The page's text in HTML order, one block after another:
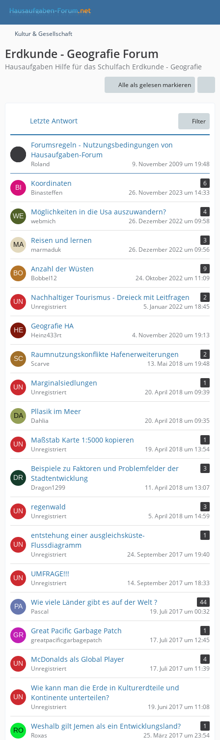
Kultur & Gesellschaft
Erdkunde - Geografie Forum
Hausaufgaben Hilfe für das Schulfach Erdkunde - Geografie
Alle als gelesen markieren
Letzte Antwort Filter
Forumsregeln - Nutzungsbedingungen von
Hausaufgaben-Forum
Roland 9. November 2009 um 19:48
Koordinaten
6
Binasteffen
26. November 2023 um 14:33
Möglichkeiten in die Usa auszuwandern?
4
webmich
26. Dezember 2022 um 09:58
Reisen und lernen
3
marmaduk
26. Dezember 2022 um 09:56
Anzahl der Wüsten
9
Bobbel12
24. Oktober 2022 um 11:09
Nachhaltiger Tourismus - Dreieck mit Leitfragen
2
Unregistriert
5. Januar 2022 um 18:45
Geografie HA
Heinz433rt 4. November 2020 um 19:13
Raumnutzungskonflikte Hafenerweiterungen
2
Scarve
13. Mai 2018 um 19:48
Marginalsiedlungen
1
Unregistriert
20. April 2018 um 09:39
Pllasik im Meer
Dahlia 20. April 2018 um 09:35
Maßstab Karte 1:5000 kopieren
1
Unregistriert
19. April 2018 um 13:54
Beispiele zu Faktoren und Problemfelder der
Stadtentwicklung
3
Dragon1299 11. April 2018 um 13:07
regenwald
3
Unregistriert
5. April 2018 um 14:59
entstehung einer ausgleichsküste-
Flussdiagramm
1
Unregistriert 24. September 2017 um 19:40
UMFRAGE!!!
Unregistriert 14. September 2017 um 18:33
Wie viele Länder gibt es auf der Welt ?
44
Pascal
19. Juli 2017 um 00:32
Great Pacific Garbage Patch
1
greatpacificgarbagepatch
17. Juli 2017 um 12:45
McDonalds als Global Player
4
Unregistriert
17. Juli 2017 um 11:39
Wie kann man die Erde in Kulturerdteile und
Kontinente unterteilen?
Unregistriert 19. Juni 2017 um 11:08
Weshalb gilt Jemen als ein Entwicklungsland?
1
Roxas
25. März 2017 um 23:54